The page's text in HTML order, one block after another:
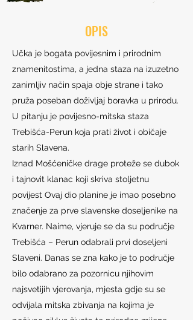
OPIS
Učka je bogata povijesnim i prirodnim
znamenitostima, a jedna staza na izuzetno
zanimljiv način spaja obje strane i tako
pruža poseban doživljaj boravka u prirodu.
U pitanju je povijesno-mitska staza
Trebišća-Perun koja prati život i običaje
starih Slavena.
Iznad Mošćeničke drage proteže se dubok
i tajnovit klanac koji skriva stoljetnu
povijest Ovaj dio planine je imao posebno
značenje za prve slavenske doseljenike na
Kvarner. Naime, vjeruje se da su područje
Trebišća – Perun odabrali prvi doseljeni
Slaveni. Danas se zna kako je to područje
bilo odabrano za pozornicu njihovim
najsvetijih vjerovanja, mjesta gdje su se
odvijala mitska zbivanja na kojima je